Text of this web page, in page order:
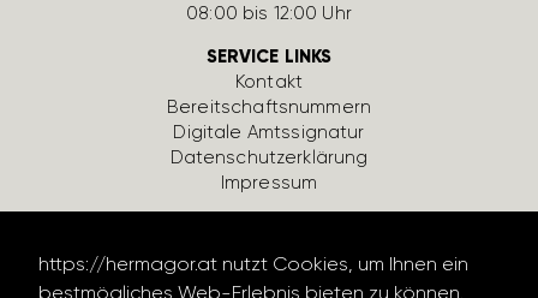
https://hermagor.at nutzt Cookies, um Ihnen ein
bestmögliches Web-Erlebnis bieten zu können.
08:00 bis 12:00 Uhr
SERVICE LINKS
Kontakt
Bereit­schafts­num­mern
Digi­tale Amts­si­gnatur
Daten­schutz­er­klä­rung
Impressum